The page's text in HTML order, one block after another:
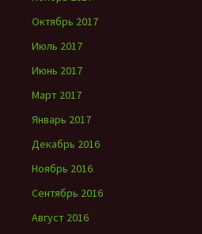
Октябрь 2017
Июль 2017
Июнь 2017
Март 2017
Январь 2017
Декабрь 2016
Ноябрь 2016
Сентябрь 2016
Август 2016